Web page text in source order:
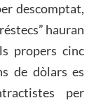
descomptat,
hauran
propers cinc
de dòlars es
per